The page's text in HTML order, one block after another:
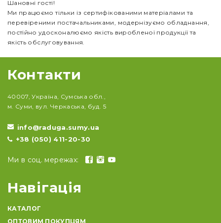
Шановні гості!
Ми працюємо тільки із сертифікованими матеріалами та
перевіреними постачальниками, модернізуємо обладнання,
постійно удосконалюємо якість виробленої продукції та
якість обслуговування.
Контакти
40007, Україна, Сумська обл.,
м. Суми, вул. Черкаська, буд. 5
info@raduga.sumy.ua
+38 (050) 411-20-30
Ми в соц. мережах:
Навігація
КАТАЛОГ
ОПТОВИМ ПОКУПЦЯМ